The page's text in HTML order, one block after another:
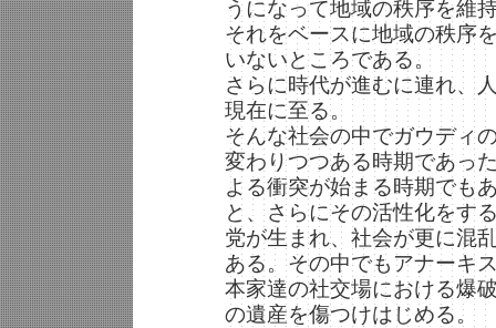
うになって地域の秩序を維
それをベースに地域の秩序
いないところである。
さらに時代が進むに連れ、
現在に至る。
そんな社会の中でガウディ
変わりつつある時期であっ
よる衝突が始まる時期でも
と、さらにその活性化をす
党が生まれ、社会が更に混
ある。その中でもアナーキ
本家達の社交場における爆
の遺産を傷つけはじめる。